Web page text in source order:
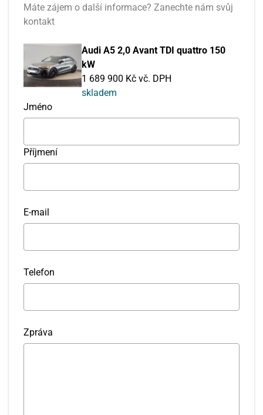
Máte zájem o další informace? Zanechte nám svůj
kontakt
Audi A5 2,0 Avant TDI quattro 150
kW
1 689 900 Kč vč. DPH
skladem
Jméno
Příjmení
E-mail
Telefon
Zpráva